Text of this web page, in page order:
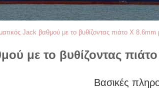
Jack βαθμού με το βυθίζοντας πιάτο Χ
με το βυθίζοντας
Βασικές